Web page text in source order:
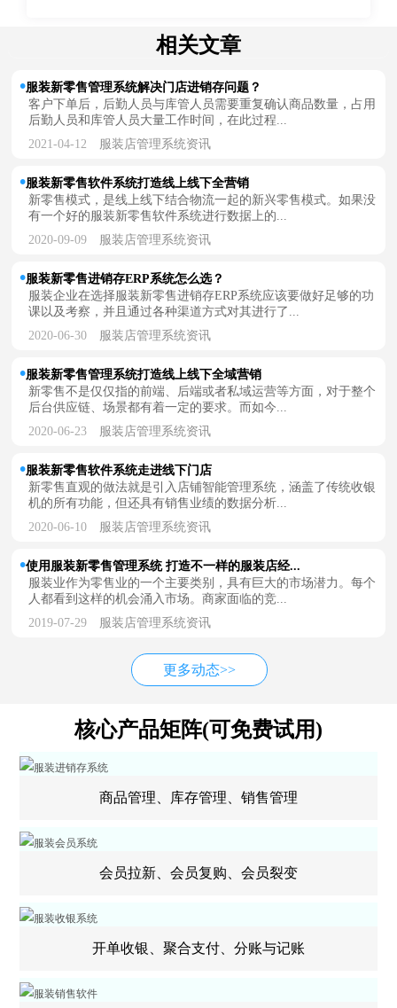
相关文章
服装新零售管理系统解决门店进销存问题？
客户下单后，后勤人员与库管人员需要重复确认商品数量，占用
后勤人员和库管人员大量工作时间，在此过程...
2021-04-12 服装店管理系统资讯
服装新零售软件系统打造线上线下全营销
新零售模式，是线上线下结合物流一起的新兴零售模式。如果没
有一个好的服装新零售软件系统进行数据上的...
2020-09-09 服装店管理系统资讯
服装新零售进销存ERP系统怎么选？
服装企业在选择服装新零售进销存ERP系统应该要做好足够的功
课以及考察，并且通过各种渠道方式对其进行了...
2020-06-30 服装店管理系统资讯
服装新零售管理系统打造线上线下全域营销
新零售不是仅仅指的前端、后端或者私域运营等方面，对于整个
后台供应链、场景都有着一定的要求。而如今...
2020-06-23 服装店管理系统资讯
服装新零售软件系统走进线下门店
新零售直观的做法就是引入店铺智能管理系统，涵盖了传统收银
机的所有功能，但还具有销售业绩的数据分析...
2020-06-10 服装店管理系统资讯
使用服装新零售管理系统 打造不一样的服装店经...
服装业作为零售业的一个主要类别，具有巨大的市场潜力。每个
人都看到这样的机会涌入市场。商家面临的竞...
2019-07-29 服装店管理系统资讯
更多动态>>
核心产品矩阵(可免费试用)
商品管理、库存管理、销售管理
会员拉新、会员复购、会员裂变
开单收银、聚合支付、分账与记账